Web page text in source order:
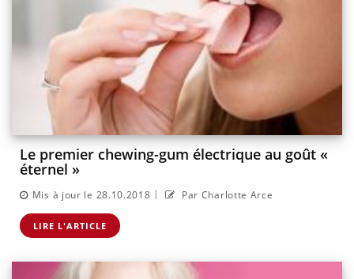
Le premier chewing-gum électrique au goût «
éternel »
Mis à jour le 28.10.2018 | Par Charlotte Arce
LIRE L'ARTICLE